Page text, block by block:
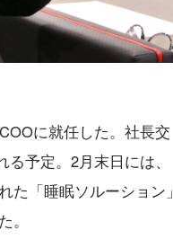
に就任した。社長交
予定。2月末日には、
「睡眠ソルーション」
。